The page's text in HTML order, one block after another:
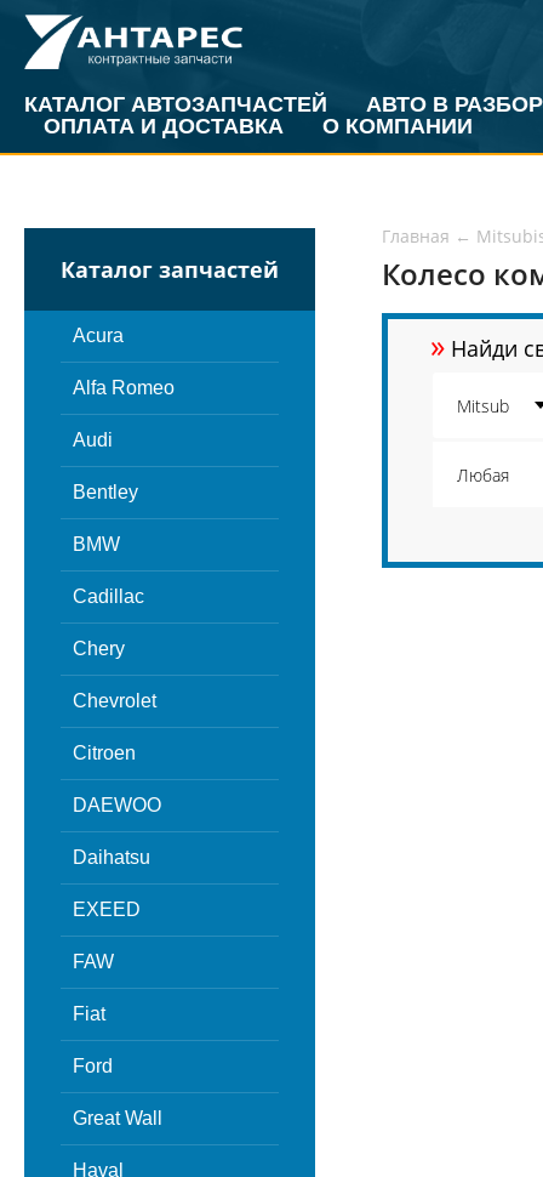
КАТАЛОГ АВТОЗАПЧАСТЕЙ
АВТО В РАЗБОР
ОПЛАТА И ДОСТАВКА
О КОМПАНИИ
Каталог запчастей
Acura
Alfa Romeo
Audi
Bentley
BMW
Cadillac
Chery
Chevrolet
Citroen
DAEWOO
Daihatsu
EXEED
FAW
Fiat
Ford
Great Wall
Haval
Главная ←
Колесо
» Найди